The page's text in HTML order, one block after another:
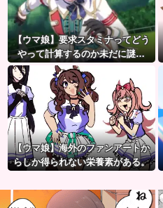
【ウマ娘】要求スタミナってどう
やって計算するのか未だに謎…
【ウマ娘】海外のファンアートか
らしか得られない栄養素がある。
な…」